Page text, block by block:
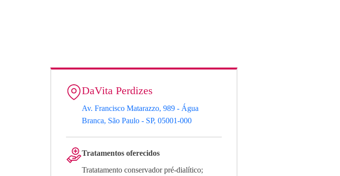
DaVita Perdizes
Av. Francisco Matarazzo, 989 - Água
Branca, São Paulo - SP, 05001-000
Tratamentos oferecidos
Tratatamento conservador pré-dialítico;